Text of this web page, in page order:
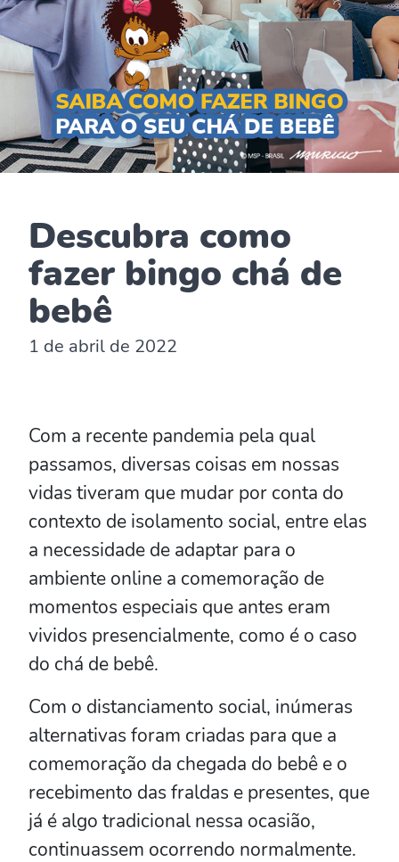
Descubra como
fazer bingo chá de
bebê
1 de abril de 2022
Com a recente pandemia pela qual
passamos, diversas coisas em nossas
vidas tiveram que mudar por conta do
contexto de isolamento social, entre elas
a necessidade de adaptar para o
ambiente online a comemoração de
momentos especiais que antes eram
vividos presencialmente, como é o caso
do chá de bebê.
Com o distanciamento social, inúmeras
alternativas foram criadas para que a
comemoração da chegada do bebê e o
recebimento das fraldas e presentes, que
já é algo tradicional nessa ocasião,
continuassem ocorrendo normalmente.